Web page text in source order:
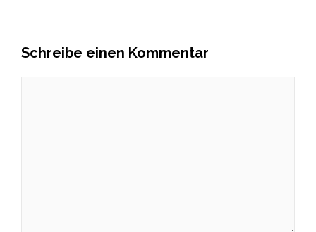
Schreibe einen Kommentar